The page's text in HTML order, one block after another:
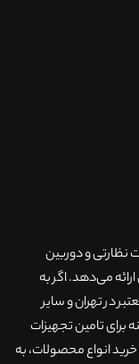
نظارتی و دوربین
می‌دهد. اگر به
در تهران و سایر
برای تامین تجهیزات
انواع محصولات، به